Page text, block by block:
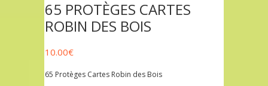
65 PROTÈGES CARTES
ROBIN DES BOIS
10.00€
65 Protèges Cartes Robin des Bois